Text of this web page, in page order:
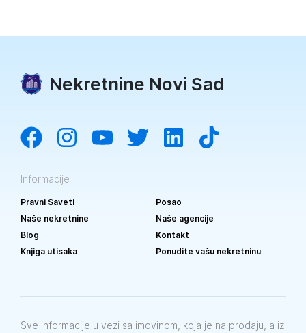
Nekretnine Novi Sad
Informacije
Pravni Saveti
Posao
Naše nekretnine
Naše agencije
Blog
Kontakt
Knjiga utisaka
Ponudite vašu nekretninu
Sve informacije u vezi sa imovinom, koja je na prodaju, a iz